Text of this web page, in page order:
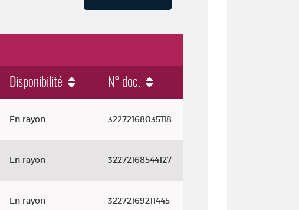
Disponibilité N° doc.
En rayon 32272168035118
En rayon 32272168544127
En rayon 32272169211445